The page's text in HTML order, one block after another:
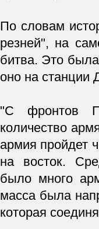
По словам
резней", на
битва. Это
оно на станции
"С фронтов
количество
армия пройдет
на восток.
было много
масса была
которая